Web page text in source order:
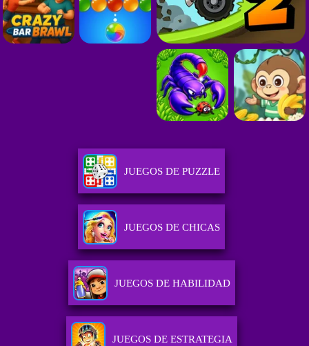
JUEGOS DE PUZZLE
JUEGOS DE CHICAS
JUEGOS DE HABILIDAD
JUEGOS DE ESTRATEGIA